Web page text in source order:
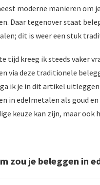
moderne manieren om
Daar tegenover staat
dit is weer een stuk
tijd kreeg ik steeds vaker
via deze traditionele
ik je in dit artikel
in edelmetalen als goud
keuze kan zijn, maar ook
zou je beleggen in